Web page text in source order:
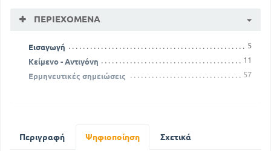
ΠΕΡΙΕΧΌΜΕΝΑ
Εισαγωγή
5
Κείμενο - Αντιγόνη
11
Ερμηνευτικές σημειώσεις
57
Περιγραφή Ψηφιοποίηση Σχετικά